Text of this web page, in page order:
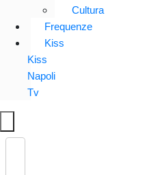
Cultura
Frequenze
Kiss
Kiss
Napoli
Tv